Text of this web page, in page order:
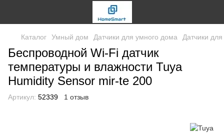
Каталог Умный дом Датчики для умного дома Датчики
Беспроводной Wi-Fi датчик
температуры и влажности Tuya
Humidity Sensor mir-te 200
Артикул: 52339 1 отзыв